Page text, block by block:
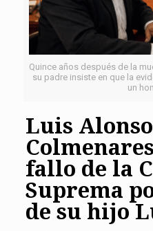
Quince años después de la
su padre insiste en que la
un
Luis Alonso
fallo de la
Suprema
de su hijo